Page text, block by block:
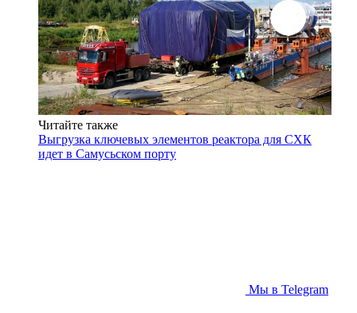
Читайте также
Выгрузка ключевых элементов реактора для СХК
идет в Самусьском порту
Мы в Telegram